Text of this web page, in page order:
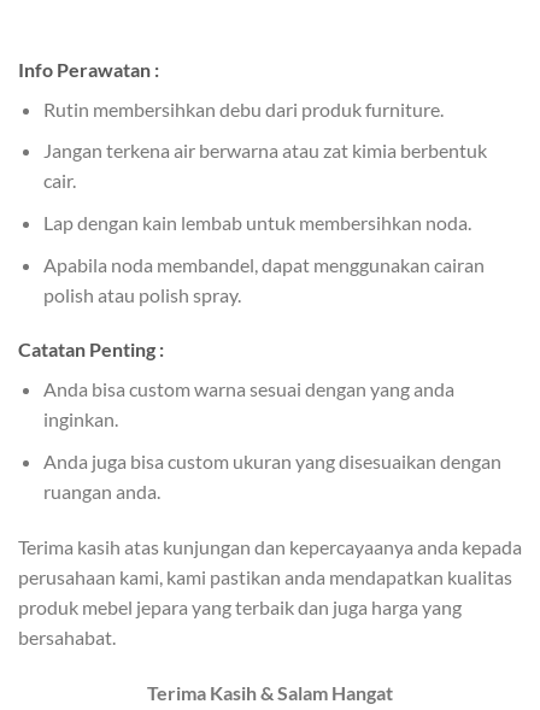
Info Perawatan :
Rutin membersihkan debu dari produk furniture.
Jangan terkena air berwarna atau zat kimia berbentuk
cair.
Lap dengan kain lembab untuk membersihkan noda.
Apabila noda membandel, dapat menggunakan cairan
polish atau polish spray.
Catatan Penting :
Anda bisa custom warna sesuai dengan yang anda
inginkan.
Anda juga bisa custom ukuran yang disesuaikan dengan
ruangan anda.
Terima kasih atas kunjungan dan kepercayaanya anda kepada
perusahaan kami, kami pastikan anda mendapatkan kualitas
produk mebel jepara yang terbaik dan juga harga yang
bersahabat.
Terima Kasih & Salam Hangat